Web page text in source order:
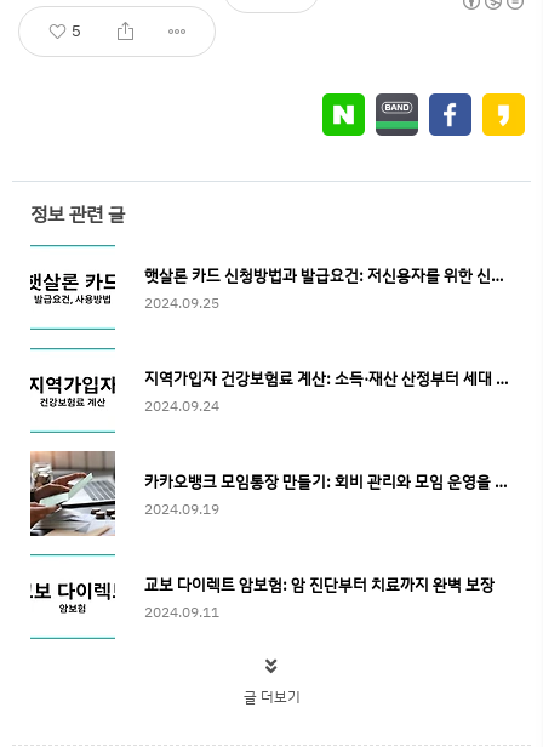
5
정보 관련 글
햇살론 카드 신청방법과 발급요건: 저신용자를 위한 신용카드 가이드
2024.09.25
지역가입자 건강보험료 계산: 소득·재산 산정부터 세대 분리까지
2024.09.24
카카오뱅크 모임통장 만들기: 회비 관리와 모임 운영을 손쉽게
2024.09.19
교보 다이렉트 암보험: 암 진단부터 치료까지 완벽 보장
2024.09.11
글 더보기